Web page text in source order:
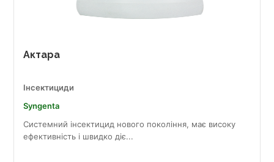
Актара
Інсектициди
Syngenta
Системний інсектицид нового покоління, має високу
ефективність і швидко діє...